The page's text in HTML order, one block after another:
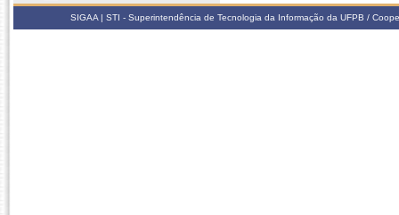
SIGAA | STI - Superintendência de Tecnologia da Informação da UFPB /